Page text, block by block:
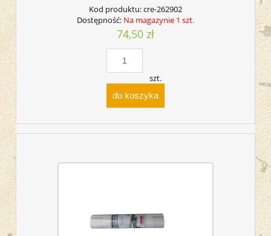
Kod produktu:cre-262902
Dostępność: Na magazynie 1 szt.
74,50 zł
szt.
do koszyka